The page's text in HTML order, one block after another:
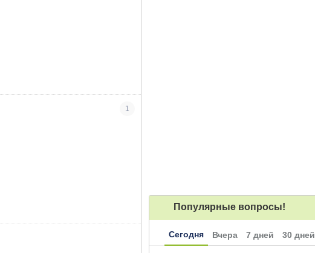
1
Популярные вопросы!
Сегодня Вчера 7 дней 30 дней